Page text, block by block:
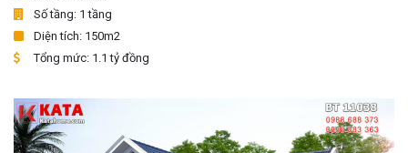
Số tầng: 1 tầng
Diện tích: 150m2
Tổng mức: 1.1 tỷ đồng